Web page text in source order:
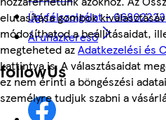
elutasítása gombok
módosíthatod a beállításaidat,
megteheted azAdatkezelési és
kattintva is. A választásaidat
ez nem érinti a böngészési
személyre tudjuk szabni a
Ügyfélszolgálat -
Áruházkereső
followUs